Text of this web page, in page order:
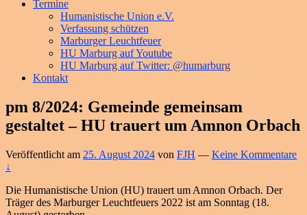
Termine
Humanistische Union e.V.
Verfassung schützen
Marburger Leuchtfeuer
HU Marburg auf Youtube
HU Marburg auf Twitter: @humarburg
Kontakt
pm 8/2024: Gemeinde gemeinsam
gestaltet – HU trauert um Amnon Orbach
Veröffentlicht am 25. August 2024 von FJH — Keine Kommentare
↓
Die Humanistische Union (HU) trauert um Amnon Orbach. Der
Träger des Marburger Leuchtfeuers 2022 ist am Sonntag (18.